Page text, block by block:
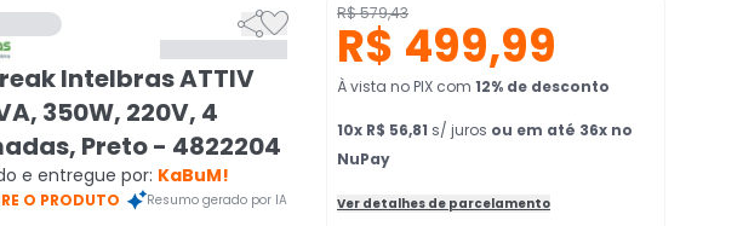

Intelbras ATTIV
350W, 220V, 4
Preto - 4822204
e entregue por: KaBuM!
O PRODUTO Resumo gerado por IA
R$ 579,43
R$ 499,99
À vista no PIX com 12% de desconto
10x R$ 56,81 s/ juros ou em até 36x no
NuPay
Ver detalhes de parcelamento